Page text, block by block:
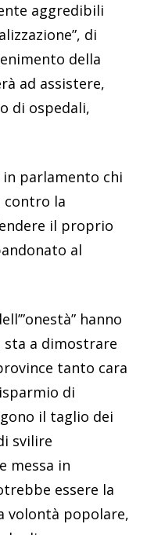
aggredibili
di
della
ad assistere,
di ospedali,
in parlamento chi
contro la
il proprio
al
hanno
a dimostrare
tanto cara
di
il taglio dei
svilire
messa in
essere la
volontà popolare,